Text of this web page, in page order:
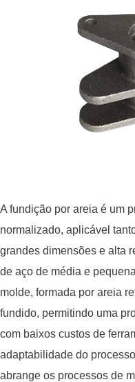
A fundição por areia é um
normalizado, aplicável
grandes dimensões e alta
de aço de média e
molde, formada por areia
fundido, permitindo uma
com baixos custos de
adaptabilidade do
abrange os processos de